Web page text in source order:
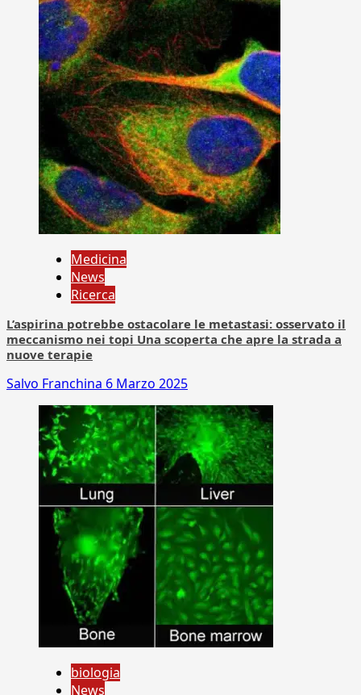
Medicina
News
Ricerca
L’aspirina potrebbe ostacolare le metastasi: osservato il
meccanismo nei topi Una scoperta che apre la strada a
nuove terapie
Salvo Franchina 6 Marzo 2025
biologia
News